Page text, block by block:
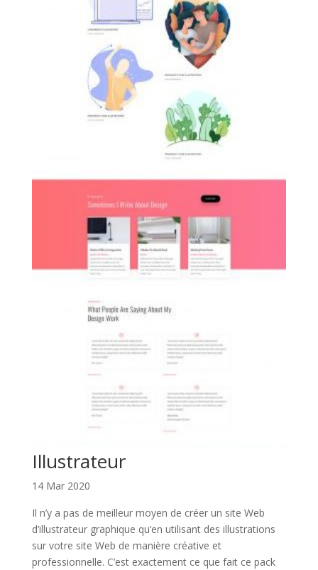
Illustrateur
14 Mar 2020
Il n’y a pas de meilleur moyen de créer un site Web
d’illustrateur graphique qu’en utilisant des illustrations
sur votre site Web de manière créative et
professionnelle. C’est exactement ce que fait ce pack